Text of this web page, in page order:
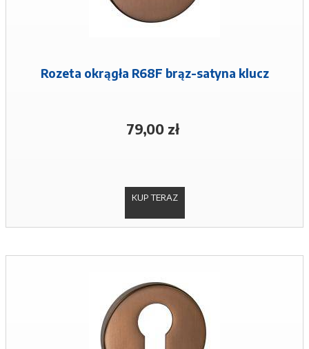
Rozeta okrągła R68F brąz-satyna klucz
79,00 zł
KUP TERAZ